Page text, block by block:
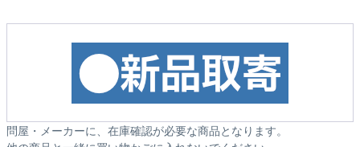
問屋・メーカーに、在庫確認が必要な商品となります。